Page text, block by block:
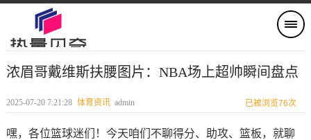
浓眉哥戴维斯扶腰图片：NBA场上超帅瞬间盘点
2025-07-20 7:21:28 体育资讯 admin 已被浏览76次
嘿，各位篮球迷们！今天咱们不聊得分、助攻、篮板，就聊